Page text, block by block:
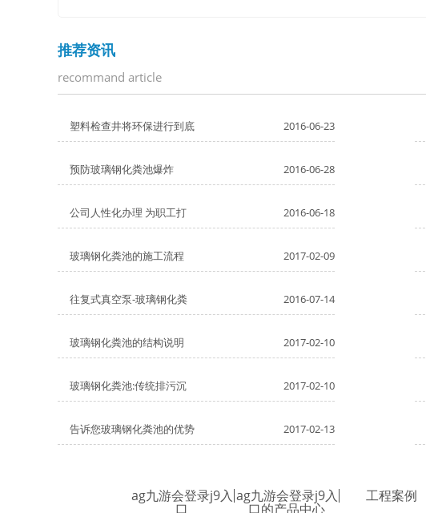
推荐资讯
recommand article
塑料检查井将环保进行到底 2016-06-23
预防玻璃钢化粪池爆炸 2016-06-28
公司人性化办理 为职工打 2016-06-18
玻璃钢化粪池的施工流程 2017-02-09
往复式真空泵-玻璃钢化粪 2016-07-14
玻璃钢化粪池的结构说明 2017-02-10
玻璃钢化粪池:传统排污沉 2017-02-10
告诉您玻璃钢化粪池的优势 2017-02-13
ag九游会登录j9入
口
ag九游会登录j9入
口的产品中心
工程案例